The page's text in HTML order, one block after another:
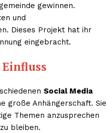
gewinnen.
und
Dieses Projekt hat ihr
eingebracht.
Social Media
große Anhängerschaft. Sie
Themen anzusprechen
bleiben.